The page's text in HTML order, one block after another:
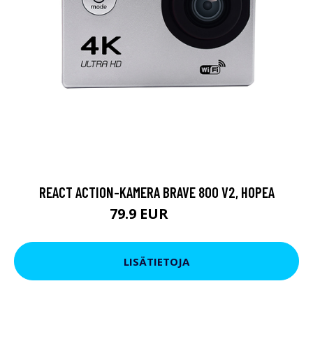
REACT ACTION-KAMERA BRAVE 800 V2, HOPEA
79.9 EUR
LISÄTIETOJA